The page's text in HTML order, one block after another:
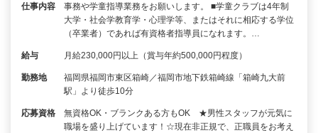
仕事内容
事務や学童指導業務をお願いします。 ■学童クラブは4年制
大学・社会学教育学・心理学等、またはそれに相応する学位
（卒業者）であれば有資格者指導員になれます。…
給与 月給230,000円以上（賞与年約500,000円程度）
勤務地
福岡県福岡市東区箱崎／福岡市地下鉄箱崎線「箱崎九大前
駅」より徒歩10分
応募資格
無資格OK・ブランクある方もOK ★男性スタッフが元気に
職場を盛り上げています！☆現在非正規で、正職員をお考え